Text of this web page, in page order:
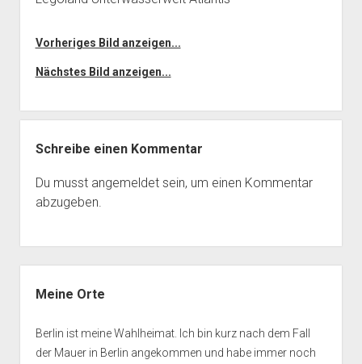
Vorheriges Bild anzeigen...
Nächstes Bild anzeigen...
Schreibe einen Kommentar
Du musst angemeldetsein, um einen Kommentar
abzugeben.
Meine Orte
Berlin ist meine Wahlheimat. Ich bin kurz nach dem Fall
der Mauer in Berlin angekommen und habe immer noch